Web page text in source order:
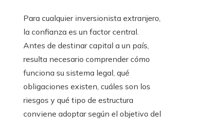
Para cualquier inversionista extranjero,
la confianza es un factor central.
Antes de destinar capital a un país,
resulta necesario comprender cómo
funciona su sistema legal, qué
obligaciones existen, cuáles son los
riesgos y qué tipo de estructura
conviene adoptar según el objetivo del